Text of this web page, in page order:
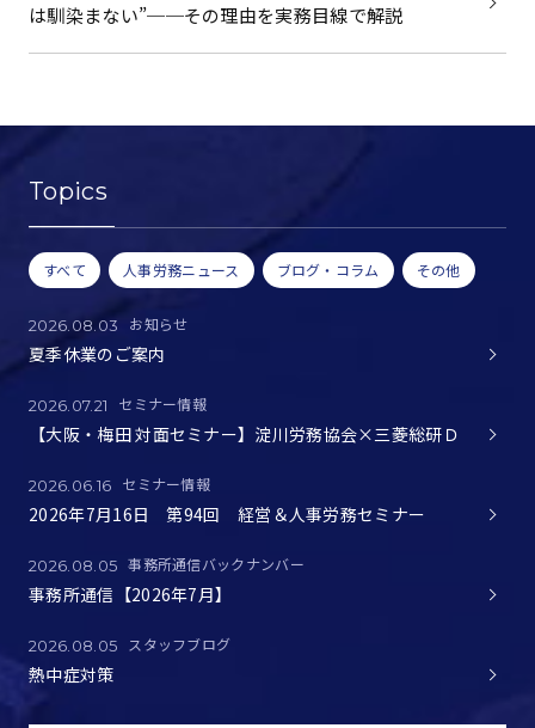
Topics
すべて 人事労務ニュース ブログ・コラム その他
2026.08.03 お知らせ
夏季休業のご案内
2026.07.21 セミナー情報
【大阪・梅田 対面セミナー】淀川労務協会×三菱総研Ｄ
2026.06.16 セミナー情報
2026年7月16日 第94回 経営＆人事労務セミナー
2026.08.05 事務所通信バックナンバー
事務所通信【2026年7月】
2026.08.05 スタッフブログ
熱中症対策
は馴染まない”──その理由を実務目線で解説